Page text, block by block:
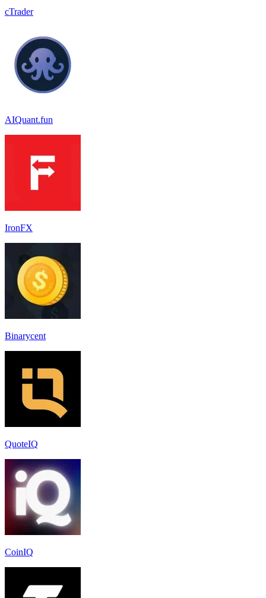
cTrader
AIQuant.fun
IronFX
Binarycent
QuoteIQ
CoinIQ